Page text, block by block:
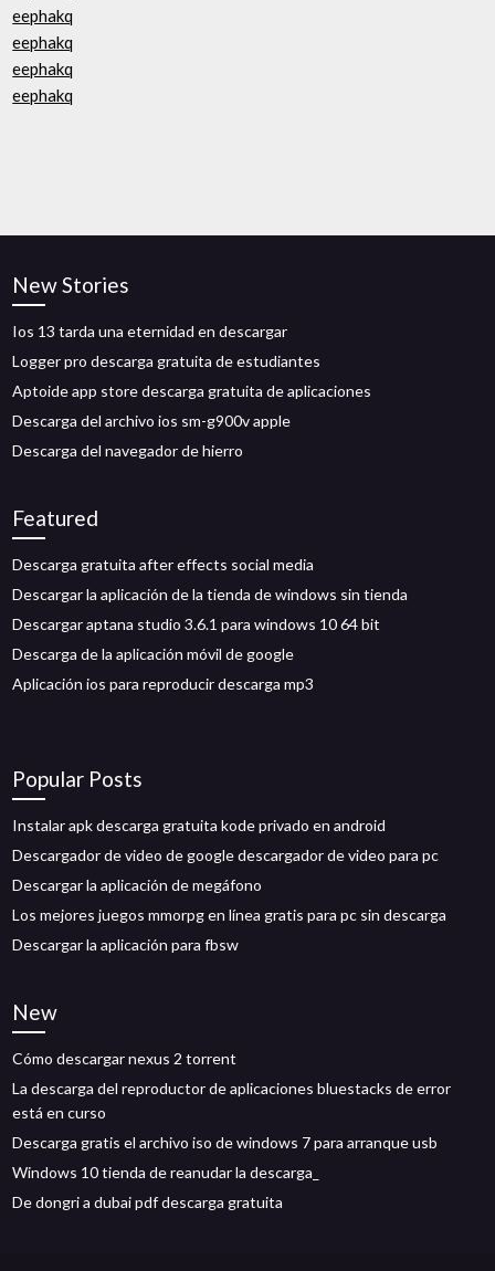
eephakq
eephakq
eephakq
eephakq
New Stories
Ios 13 tarda una eternidad en descargar
Logger pro descarga gratuita de estudiantes
Aptoide app store descarga gratuita de aplicaciones
Descarga del archivo ios sm-g900v apple
Descarga del navegador de hierro
Featured
Descarga gratuita after effects social media
Descargar la aplicación de la tienda de windows sin tienda
Descargar aptana studio 3.6.1 para windows 10 64 bit
Descarga de la aplicación móvil de google
Aplicación ios para reproducir descarga mp3
Popular Posts
Instalar apk descarga gratuita kode privado en android
Descargador de video de google descargador de video para pc
Descargar la aplicación de megáfono
Los mejores juegos mmorpg en línea gratis para pc sin descarga
Descargar la aplicación para fbsw
New
Cómo descargar nexus 2 torrent
La descarga del reproductor de aplicaciones bluestacks de error
está en curso
Descarga gratis el archivo iso de windows 7 para arranque usb
Windows 10 tienda de reanudar la descarga_
De dongri a dubai pdf descarga gratuita